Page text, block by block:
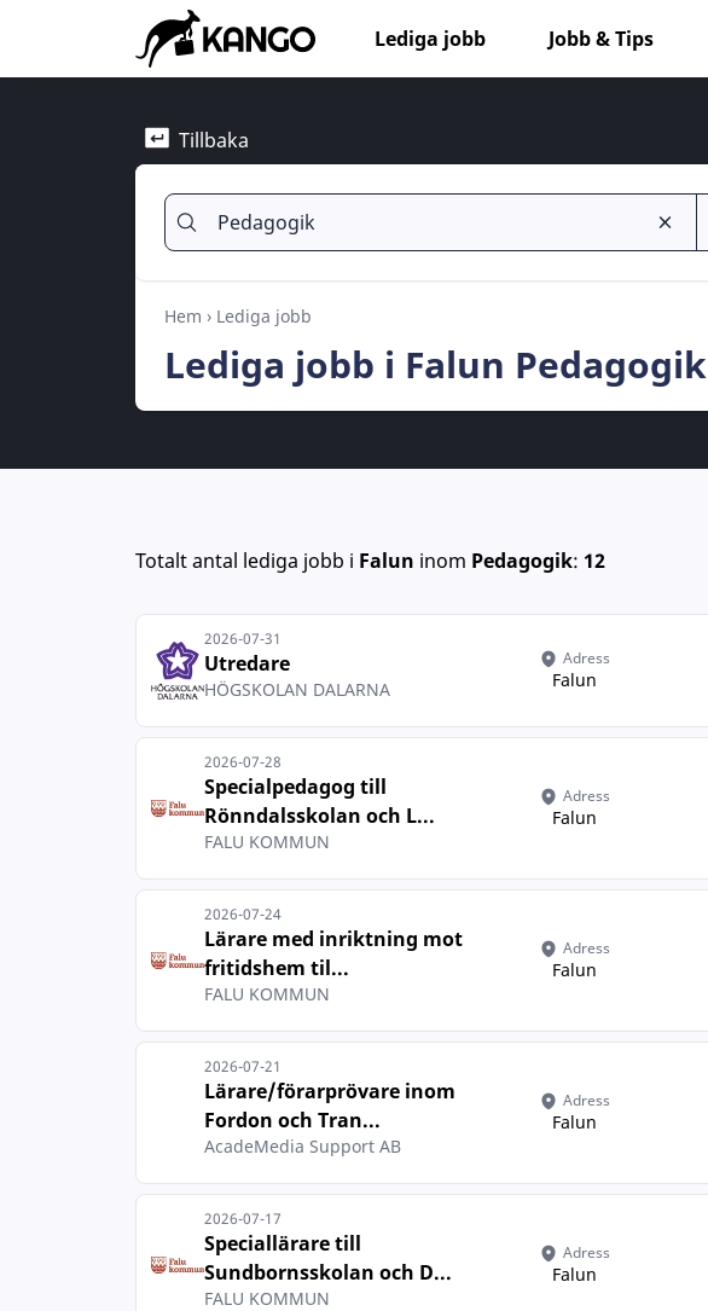
Lediga jobb Jobb & Tips
Tillbaka
Hem › Lediga jobb
Lediga jobb i Falun Pedagogik
Totalt antal lediga jobb i Falun inom Pedagogik: 12
2026-07-31
Utredare
HÖGSKOLAN DALARNA
Adress
Falun
2026-07-28
Specialpedagog till
Rönndalsskolan och L...
FALU KOMMUN
Adress
Falun
2026-07-24
Lärare med inriktning mot
fritidshem til...
FALU KOMMUN
Adress
Falun
2026-07-21
Lärare/förarprövare inom
Fordon och Tran...
AcadeMedia Support AB
Adress
Falun
2026-07-17
Speciallärare till
Sundbornsskolan och D...
FALU KOMMUN
Adress
Falun